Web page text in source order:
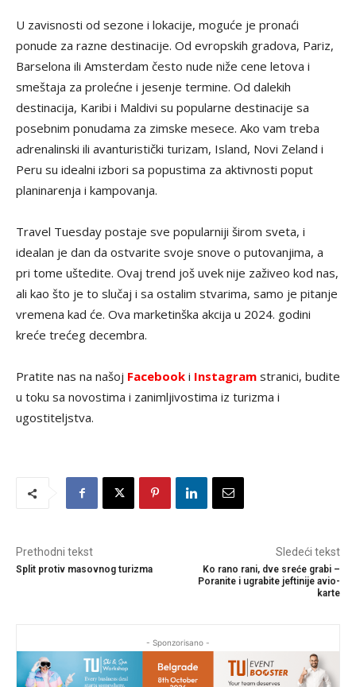
U zavisnosti od sezone i lokacije, moguće je pronaći
ponude za razne destinacije. Od evropskih gradova, Pariz,
Barselona ili Amsterdam često nude niže cene letova i
smeštaja za prolećne i jesenje termine. Od dalekih
destinacija, Karibi i Maldivi su popularne destinacije sa
posebnim ponudama za zimske mesece. Ako vam treba
adrenalinski ili avanturistički turizam, Island, Novi Zeland i
Peru su idealni izbori sa popustima za aktivnosti poput
planinarenja i kampovanja.
Travel Tuesday postaje sve popularniji širom sveta, i
idealan je dan da ostvarite svoje snove o putovanjima, a
pri tome uštedite. Ovaj trend još uvek nije zaživeo kod nas,
ali kao što je to slučaj i sa ostalim stvarima, samo je pitanje
vremena kad će. Ova marketinška akcija u 2024. godini
kreće trećeg decembra.
Pratite nas na našoj Facebook i Instagram stranici, budite
u toku sa novostima i zanimljivostima iz turizma i
ugostiteljstva.
Prethodni tekst
Split protiv masovnog turizma
Sledeći tekst
Ko rano rani, dve sreće grabi –
Poranite i ugrabite jeftinije avio-
karte
- Sponzorisano -